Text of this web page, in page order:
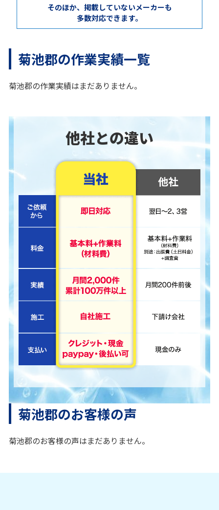
そのほか、掲載していないメーカーも
多数対応できます。
菊池郡の作業実績一覧
菊池郡の作業実績はまだありません。
他社との違い
菊池郡のお客様の声
菊池郡のお客様の声はまだありません。